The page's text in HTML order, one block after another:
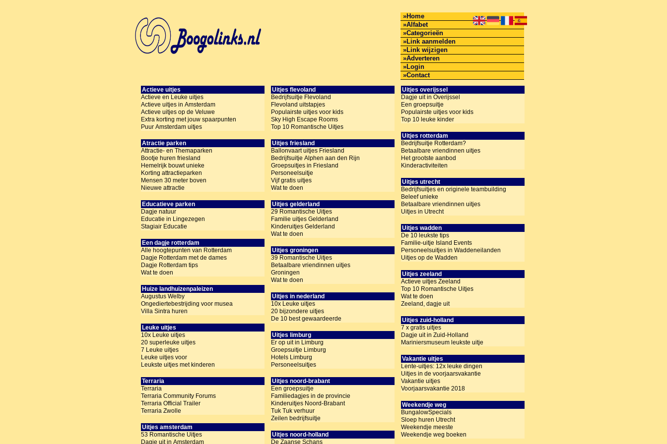
Home
Alfabet
Categorieën
Link aanmelden
Link wijzigen
Adverteren
Login
Contact
Actieve uitjes
Actieve en Leuke uitjes
Actieve uitjes in Amsterdam
Actieve uitjes op de Veluwe
Extra korting met jouw spaarpunten
Puur Amsterdam uitjes
Atractie parken
Attractie- en Themaparken
Bootje huren friesland
Hemelrijk bouwt unieke
Korting attractieparken
Mensen 30 meter boven
Nieuwe attractie
Educatieve parken
Dagje natuur
Educatie in Lingezegen
Stagiair Educatie
Een dagje rotterdam
Alle hoogtepunten van Rotterdam
Dagje Rotterdam met de dames
Dagje Rotterdam tips
Wat te doen
Huize landhuizenpaleizen
Augustus Welby
Ongediertebestrijding voor musea
Villa Sintra huren
Leuke uitjes
10x Leuke uitjes
20 superleuke uitjes
7 Leuke uitjes
Leuke uitjes voor
Leukste uitjes met kinderen
Terraria
Terraria
Terraria Community Forums
Terraria Official Trailer
Terraria Zwolle
Uitjes amsterdam
53 Romantische Uitjes
Dagje uit in Amsterdam
Uitjes flevoland
Bedrijfsuitje Flevoland
Flevoland uitstapjes
Populairste uitjes voor kids
Sky High Escape Rooms
Top 10 Romantische Uitjes
Uitjes friesland
Ballonvaart uitjes Friesland
Bedrijfsuitje Alphen aan den Rijn
Groepsuitjes in Friesland
Personeelsuitje
Vijf gratis uitjes
Wat te doen
Uitjes gelderland
29 Romantische Uitjes
Familie uitjes Gelderland
Kinderuitjes Gelderland
Wat te doen
Uitjes groningen
39 Romantische Uitjes
Betaalbare vriendinnen uitjes
Groningen
Wat te doen
Uitjes in nederland
10x Leuke uitjes
20 bijzondere uitjes
De 10 best gewaardeerde
Uitjes limburg
Er op uit in Limburg
Groepsuitje Limburg
Hotels Limburg
Personeelsuitjes
Uitjes noord-brabant
Een groepsuitje
Familiedagjes in de provincie
Kinderuitjes Noord-Brabant
Tuk Tuk verhuur
Zeilen bedrijfsuitje
Uitjes noord-holland
De Zaanse Schans
Uitjes overijssel
Dagje uit in Overijssel
Een groepsuitje
Populairste uitjes voor kids
Top 10 leuke kinder
Uitjes rotterdam
Bedrijfsuitje Rotterdam?
Betaalbare vriendinnen uitjes
Het grootste aanbod
Kinderactiviteiten
Uitjes utrecht
Bedrijfsuitjes en originele teambuilding
Beleef unieke
Betaalbare vriendinnen uitjes
Uitjes in Utrecht
Uitjes wadden
De 10 leukste tips
Familie-uitje Island Events
Personeelsuitjes in Waddeneilanden
Uitjes op de Wadden
Uitjes zeeland
Actieve uitjes Zeeland
Top 10 Romantische Uitjes
Wat te doen
Zeeland, dagje uit
Uitjes zuid-holland
7 x gratis uitjes
Dagje uit in Zuid-Holland
Mariniersmuseum leukste uitje
Vakantie uitjes
Lente-uitjes: 12x leuke dingen
Uitjes in de voorjaarsvakantie
Vakantie uitjes
Voorjaarsvakantie 2018
Weekendje weg
BungalowSpecials
Sloep huren Utrecht
Weekendje meeste
Weekendje weg boeken